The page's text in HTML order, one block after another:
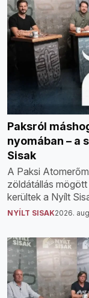
Paksról
nyomában – a
Sisak
A Paksi
zöldátállás
kerültek a Nyílt
NYÍLT SISAK2026.